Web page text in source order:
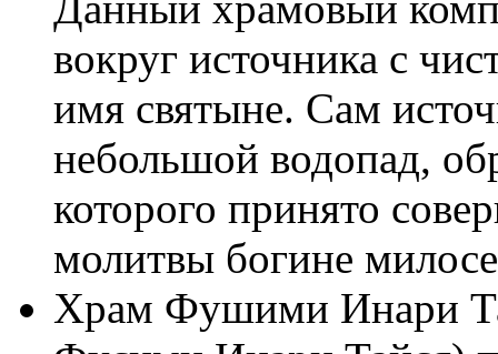
вокруг источника с
имя святыне. Сам
небольшой водопад,
которого принято
молитвы богине
Храм Фушими Инари